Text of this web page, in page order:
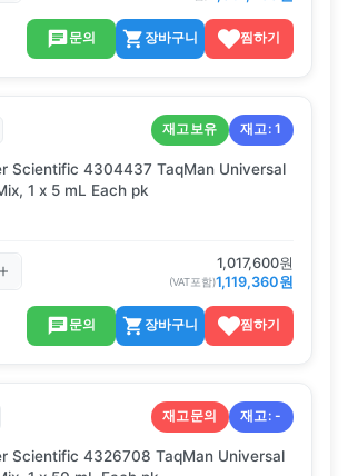
문의 장바구니 찜하기
재고보유 재고:1
Scientific 4304437 TaqMan Universal
1 x 5 mL Each pk
1,017,600원
(VAT포함)1,119,360원
문의 장바구니 찜하기
재고문의 재고:-
Scientific 4326708 TaqMan Universal